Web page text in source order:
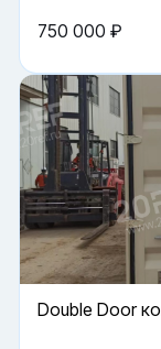
750 000 ₽
Double Door